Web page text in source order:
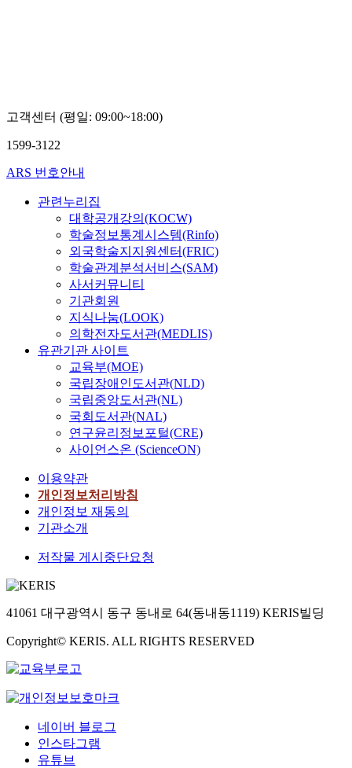
고객센터 (평일: 09:00~18:00)
1599-3122
ARS 번호안내
관련누리집
대학공개강의(KOCW)
학술정보통계시스템(Rinfo)
외국학술지지원센터(FRIC)
학술관계분석서비스(SAM)
사서커뮤니티
기관회원
지식나눔(LOOK)
의학전자도서관(MEDLIS)
유관기관 사이트
교육부(MOE)
국립장애인도서관(NLD)
국립중앙도서관(NL)
국회도서관(NAL)
연구윤리정보포털(CRE)
사이언스온 (ScienceON)
이용약관
개인정보처리방침
개인정보 재동의
기관소개
저작물 게시중단요청
41061 대구광역시 동구 동내로 64(동내동1119) KERIS빌딩
Copyright© KERIS. ALL RIGHTS RESERVED
네이버 블로그
인스타그램
유튜브